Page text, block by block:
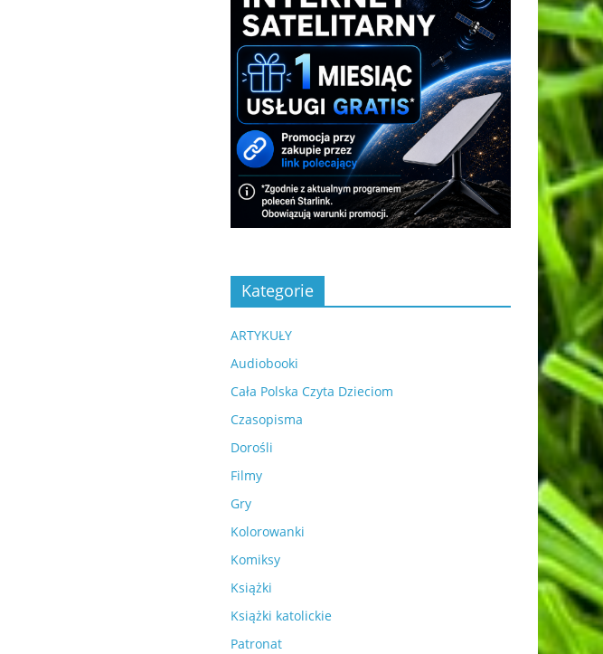
Kategorie
ARTYKUŁY
Audiobooki
Cała Polska Czyta Dzieciom
Czasopisma
Dorośli
Filmy
Gry
Kolorowanki
Komiksy
Książki
Książki katolickie
Patronat